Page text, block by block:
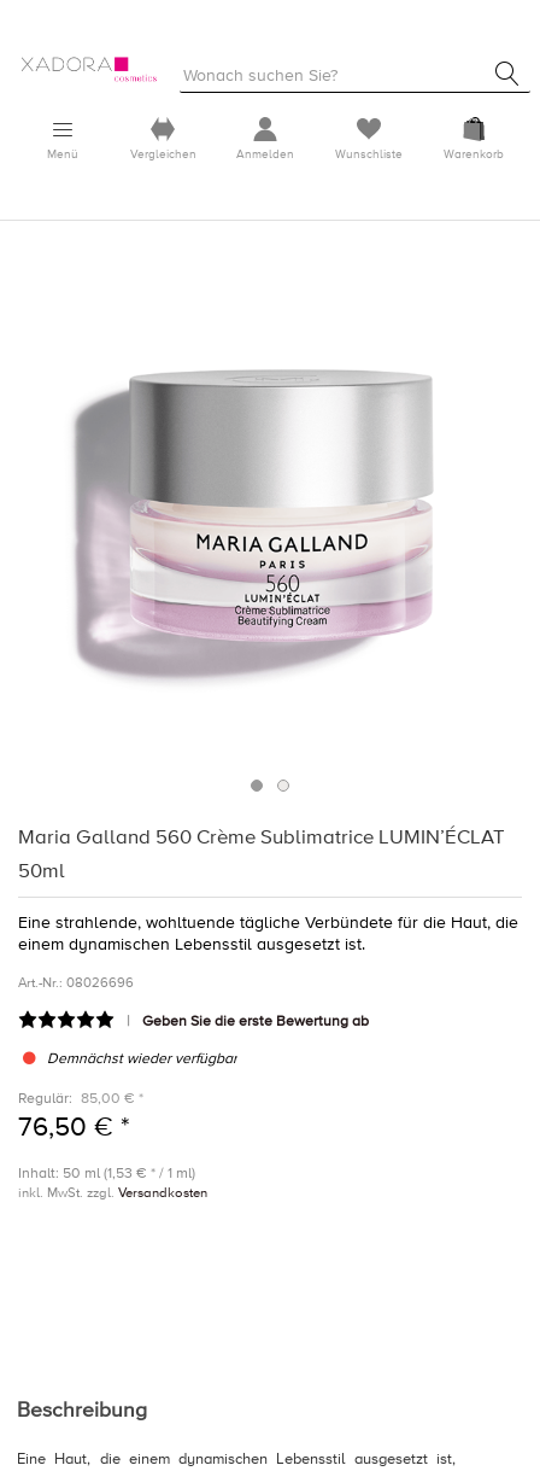
Menü Vergleichen Anmelden Wunschliste Warenkorb
Maria Galland 560 Crème Sublimatrice LUMIN’ÉCLAT
50ml
Eine strahlende, wohltuende tägliche Verbündete für die Haut, die
einem dynamischen Lebensstil ausgesetzt ist.
Art.-Nr.: 08026696
Geben Sie die erste Bewertung ab
Demnächst wieder verfügbar
Regulär: 85,00 € *
76,50 € *
Inhalt: 50 ml (1,53 € * / 1 ml)
inkl. MwSt. zzgl. Versandkosten
Beschreibung
Eine Haut, die einem dynamischen Lebensstil ausgesetzt ist,